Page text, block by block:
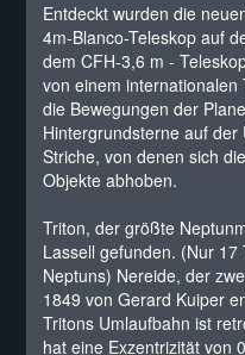
Entdeckt wurden die
4m-Blanco-Teleskop auf
dem CFH-3,6 m -
von einem
die Bewegungen der
Hintergrundsterne auf
Striche, von denen sich
Objekte abhoben.
Triton, der größte
Lassell gefunden. (Nur
Neptuns) Nereide, der
1849 von Gerard Kuiper
Tritons Umlaufbahn ist
hat eine Exzentrizität von